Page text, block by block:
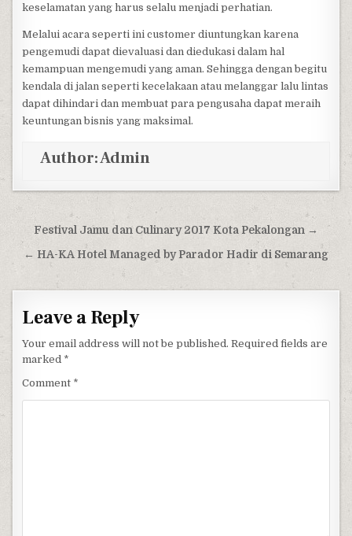
keselamatan yang harus selalu menjadi perhatian.
Melalui acara seperti ini customer diuntungkan karena
pengemudi dapat dievaluasi dan diedukasi dalam hal
kemampuan mengemudi yang aman. Sehingga dengan begitu
kendala di jalan seperti kecelakaan atau melanggar lalu lintas
dapat dihindari dan membuat para pengusaha dapat meraih
keuntungan bisnis yang maksimal.
Author:Admin
Post navigation
Festival Jamu dan Culinary 2017 Kota Pekalongan →
← HA-KA Hotel Managed by Parador Hadir di Semarang
Leave a Reply
Your email address will not be published. Required fields are
marked *
Comment *